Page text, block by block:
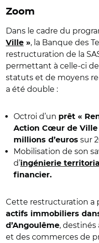
Zoom
Dans le cadre du
Ville », la Banque des
restructuration de la
permettant à celle-ci
statuts et de moyens
a été double :
Octroi d’un prêt «
Action Cœur de Ville
millions d’euros sur
Mobilisation de son
d’ingénierie
financier.
Cette restructuration a
actifs immobiliers
d’Angoulême, destinés
et des commerces de